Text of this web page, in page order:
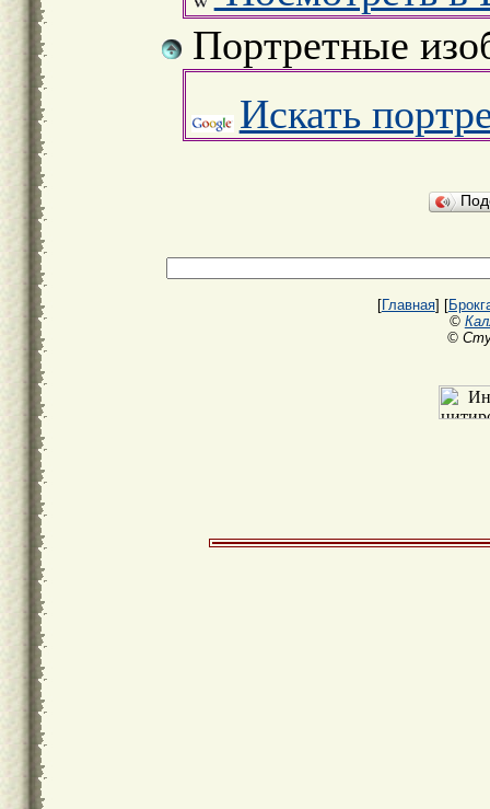
Портретные
Искать
[Главная] [
©
©